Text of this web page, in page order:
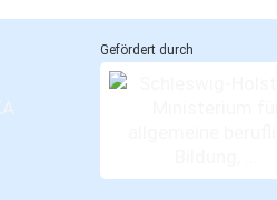
Gefördert durch